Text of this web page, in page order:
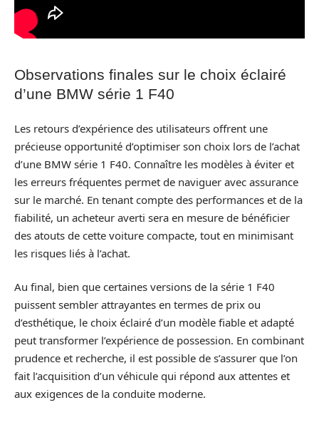
Observations finales sur le choix éclairé
d’une BMW série 1 F40
Les retours d’expérience des utilisateurs offrent une
précieuse opportunité d’optimiser son choix lors de l’achat
d’une BMW série 1 F40. Connaître les modèles à éviter et
les erreurs fréquentes permet de naviguer avec assurance
sur le marché. En tenant compte des performances et de la
fiabilité, un acheteur averti sera en mesure de bénéficier
des atouts de cette voiture compacte, tout en minimisant
les risques liés à l’achat.
Au final, bien que certaines versions de la série 1 F40
puissent sembler attrayantes en termes de prix ou
d’esthétique, le choix éclairé d’un modèle fiable et adapté
peut transformer l’expérience de possession. En combinant
prudence et recherche, il est possible de s’assurer que l’on
fait l’acquisition d’un véhicule qui répond aux attentes et
aux exigences de la conduite moderne.